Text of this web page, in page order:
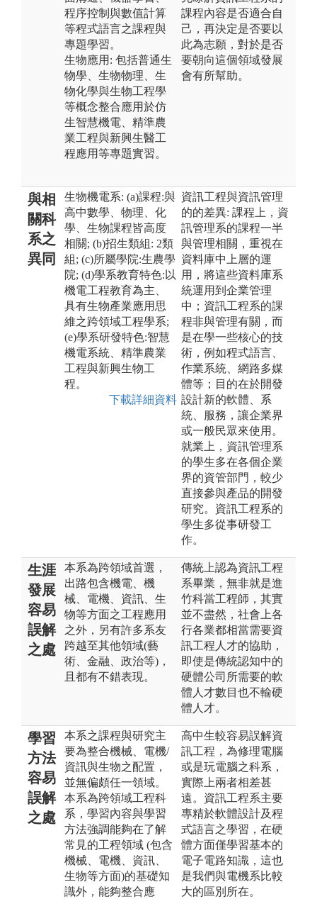
程序控制與數值計算
等程式語言之課程與
專題學習。
生物應用: 包括普通生
物學、生物物理、生
物化學與生物工程學
等概念整合應用於仿
生智慧機電、精準農
業工程與新興生醫工
程應用等專題實習。
課程內容是否適合自
己，再決定是否要以
此為志願，對於是否
要朝向這個領域發展
會有所幫助。
與相
關科
系之
異同
生物機電系: (a)課程:與
高中數學、物理、化
學、生物課程皆高度
相關; (b)招生類組: 2類
組; (c)所屬學院:生農學
院; (d)學系教育特色:以
機電工程教育為主、
具有生物產業應用思
維之跨領域工程學系;
(e)學系研發特色:智慧
機電系統、精準農業
工程與新興生物工
程。
下載詳細資料
資訊工程與資訊管理
的的差異: 課程上，資
訊管理系的課程一半
與管理相關，重視在
資料庫中上層的運
用，將這些資料庫系
統運用到企業管理
中；資訊工程系的課
程非與管理有關，而
是在學一些核心的技
術，例如程式語言、
作業系統、網路多媒
體等；目的在於開發
設計新的軟體、系
統、服務，讓企業界
或一般民眾來使用。
就業上，資訊管理系
的學生多在各個企業
界的資管部門，較少
直接參與產品的開發
研究。資訊工程系的
學生多從事研發工
作。
生涯
發展
容易
誤解
之處
本系為跨領域首選，
出路包含機電、機
械、電機、資訊、生
物等方面之工程應用
之外，另有許多系友
跨越至其他領域(藝
術、金融、政治等)，
且都有不錯表現。
傳統上認為資訊工程
系畢業，無非就是進
竹科當工程師，其實
並不盡然，社會上各
行各業都相當需要資
訊工程人才的協助，
即使是傳統認知中的
硬體公司所需要的軟
體人才數目也不輸硬
體人才。
學習
方法
容易
誤解
之處
本系之課程與研究主
要為整合機械、電機/
資訊與生物之配置，
並無偏頗任一領域。
本系為跨領域工程科
系，學習內容與學習
方法強調能夠在了解
常見的工程領域 (包含
機械、電機、資訊、
生物等方面)的基礎知
識外，能夠整合應
高中生較容易誤解資
訊工程，為修理電腦
或是玩電腦之科系，
實際上兩者相差甚
遠。資訊工程系主要
專精於軟體設計及程
式語言之學習，在硬
體方面僅學習基本的
電子電路知識，這也
是我們與電機系比較
大的區別所在。